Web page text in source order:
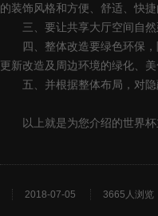
的装饰风格和方便、舒适、快捷
三、要让共享大厅空间自然
四、整体改造要绿色环保，
更新改造及周边环境的绿化、美
五、并根据整体布局，对隐
以上就是为您介绍的世界杯
2018-07-05 3665人浏览